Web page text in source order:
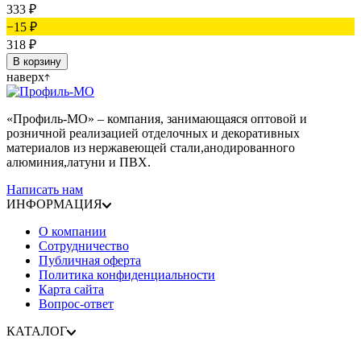
333 ₽
−15 ₽
318 ₽
В корзину
наверх
«Профиль-МО» – компания, занимающаяся оптовой и
розничной реализацией отделочных и декоративных
материалов из нержавеющей стали,анодированного
алюминия,латуни и ПВХ.
Написать нам
ИНФОРМАЦИЯ
О компании
Сотрудничество
Публичная оферта
Политика конфиденциальности
Карта сайта
Вопрос-ответ
КАТАЛОГ